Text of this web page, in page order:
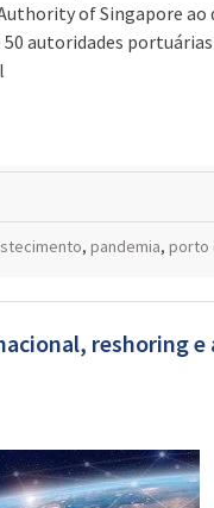
of Singapore ao
50 autoridades
, pandemia, porto
reshoring e